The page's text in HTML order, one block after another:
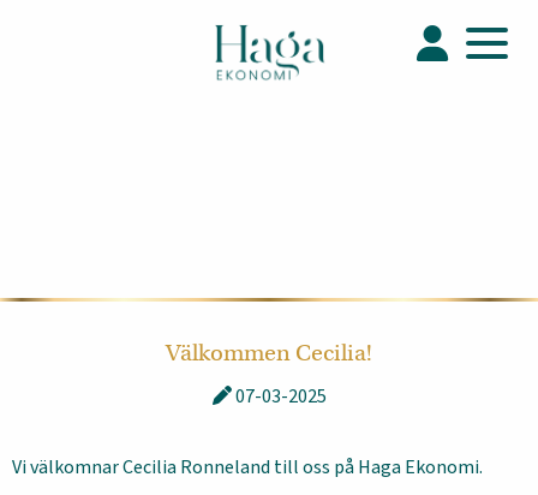
Välkommen Cecilia!
07-03-2025
Vi välkomnar Cecilia Ronneland till oss på Haga Ekonomi.